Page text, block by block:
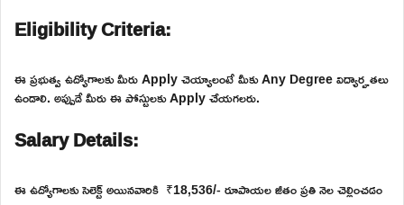
Eligibility Criteria:
ఈ ప్రభుత్వ ఉద్యోగాలకు మీరు Apply చెయ్యాలంటే మీకు Any Degree విద్యార్హతలు
ఉండాలి. అప్పుడే మీరు ఈ పోస్టులకు Apply చేయగలరు.
Salary Details:
ఈ ఉద్యోగాలకు సెలెక్ట్ అయినవారికి ₹18,536/- రూపాయల జీతం ప్రతి నెల చెల్లించడం